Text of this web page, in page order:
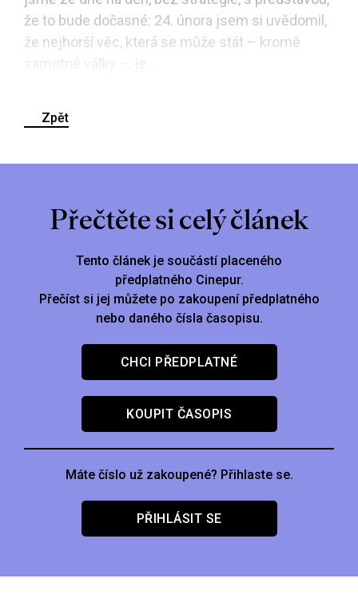
že to bude dočasné: 24. února jsem si uvědomil,
že nejhorší věc, která se může stát – kromě
Zpět
Přečtěte si celý článek
Tento článek je součástí placeného
předplatného Cinepur.
Přečíst si jej můžete po zakoupení předplatného
nebo daného čísla časopisu.
CHCI PŘEDPLATNÉ
KOUPIT ČASOPIS
Máte číslo už zakoupené? Přihlaste se.
PŘIHLÁSIT SE